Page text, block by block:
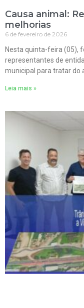
Causa animal:
melhorias
6 de fevereiro de 2026
Nesta quinta-feira (05),
representantes de
municipal para tratar do
Leia mais »